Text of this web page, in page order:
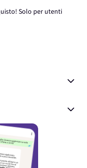
Solo per utenti